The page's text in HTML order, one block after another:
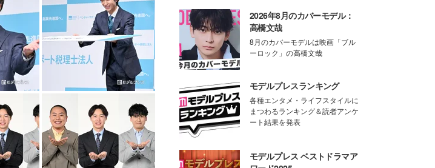
2026年8月のカバーモデル：
高橋文哉
8月のカバーモデルは映画「ブル
ーロック」の高橋文哉
モデルプレスランキング
各種エンタメ・ライフスタイルに
まつわるランキング＆読者アンケ
ート結果を発表
モデルプレス ベストドラマア